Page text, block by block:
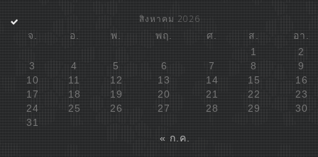
สิงหาคม 2026
จ. อ. พ. พฤ. ศ. ส.
อา.
1
2
3
4 5 6 7 8
9
10
11 12 13 14 15
16
17
18 19 20 21 22
23
24
25 26 27 28 29
30
31
« ก.ค.